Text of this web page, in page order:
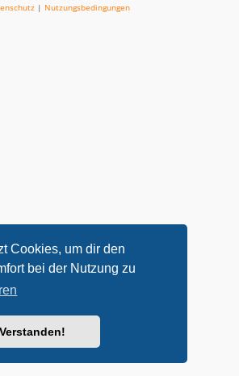
Cookies, um dir den
bei der Nutzung zu
Verstanden!
| Nutzungsbedingungen